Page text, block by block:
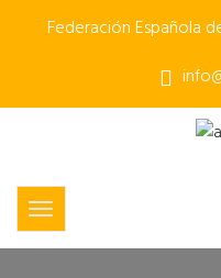
Federación Española